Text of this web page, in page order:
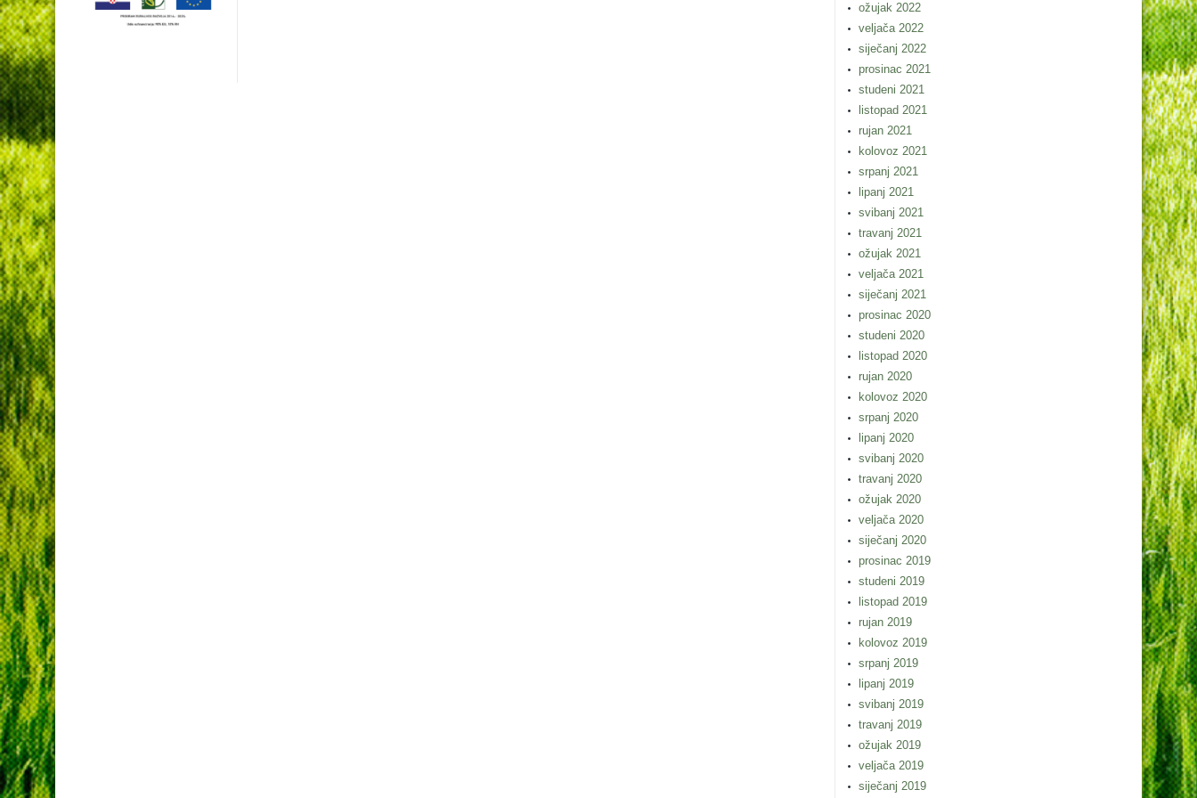
ožujak 2022
veljača 2022
siječanj 2022
prosinac 2021
studeni 2021
listopad 2021
rujan 2021
kolovoz 2021
srpanj 2021
lipanj 2021
svibanj 2021
travanj 2021
ožujak 2021
veljača 2021
siječanj 2021
prosinac 2020
studeni 2020
listopad 2020
rujan 2020
kolovoz 2020
srpanj 2020
lipanj 2020
svibanj 2020
travanj 2020
ožujak 2020
veljača 2020
siječanj 2020
prosinac 2019
studeni 2019
listopad 2019
rujan 2019
kolovoz 2019
srpanj 2019
lipanj 2019
svibanj 2019
travanj 2019
ožujak 2019
veljača 2019
siječanj 2019